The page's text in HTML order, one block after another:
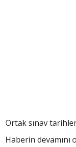
Ortak sınav
Haberin devamını